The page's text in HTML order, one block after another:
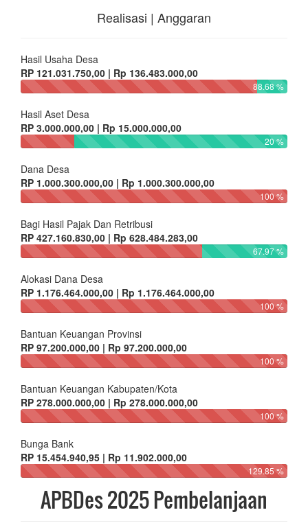
Realisasi | Anggaran
Hasil Usaha Desa
RP 121.031.750,00 | Rp 136.483.000,00
88.68 %
Hasil Aset Desa
RP 3.000.000,00 | Rp 15.000.000,00
20 %
Dana Desa
RP 1.000.300.000,00 | Rp 1.000.300.000,00
100 %
Bagi Hasil Pajak Dan Retribusi
RP 427.160.830,00 | Rp 628.484.283,00
67.97 %
Alokasi Dana Desa
RP 1.176.464.000,00 | Rp 1.176.464.000,00
100 %
Bantuan Keuangan Provinsi
RP 97.200.000,00 | Rp 97.200.000,00
100 %
Bantuan Keuangan Kabupaten/Kota
RP 278.000.000,00 | Rp 278.000.000,00
100 %
Bunga Bank
RP 15.454.940,95 | Rp 11.902.000,00
129.85 %
APBDes 2025 Pembelanjaan